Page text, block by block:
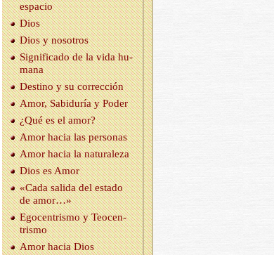
es­pa­cio
Dios
Dios y no­so­tros
Sig­ni­fi­ca­do de la vida hu­
ma­na
Des­tino y su co­rrec­ción
Amor, Sa­bi­du­ría y Poder
¿Qué es el amor?
Amor hacia las per­so­nas
Amor hacia la na­tu­ra­le­za
Dios es Amor
«Cada sa­li­da del es­ta­do
de amor…»
Ego­cen­tris­mo y Teo­cen­
tris­mo
Amor hacia Dios